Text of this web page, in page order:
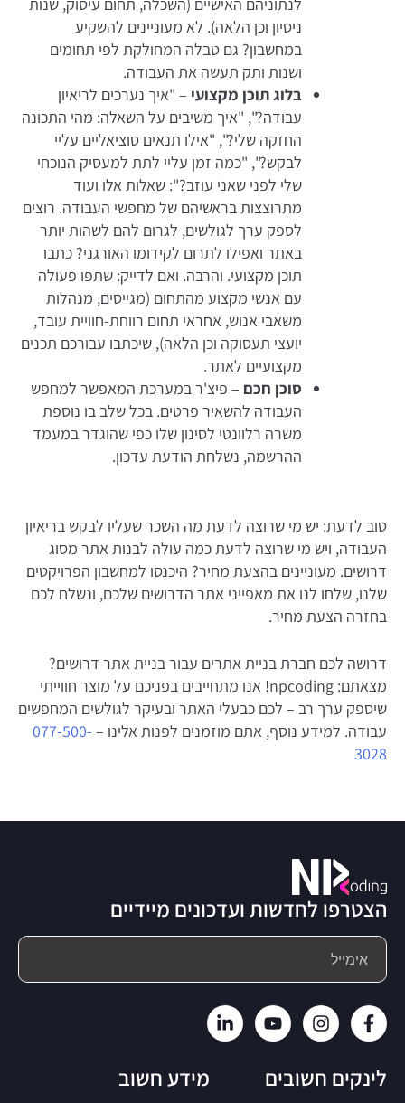
לנתוניהם האישיים (השכלה, תחום עיסוק, שנות
ניסיון וכן הלאה). לא מעוניינים להשקיע
במחשבון? גם טבלה המחולקת לפי תחומים
ושנות ותק תעשה את העבודה.
בלוג תוכן מקצועי – "איך נערכים לריאיון
עבודה?", "איך משיבים על השאלה: מהי התכונה
החזקה שלי?", "אילו תנאים סוציאליים עליי
לבקש?", "כמה זמן עליי לתת למעסיק הנוכחי
שלי לפני שאני עוזב?": שאלות אלו ועוד
מתרוצצות בראשיהם של מחפשי העבודה. רוצים
לספק ערך לגולשים, לגרום להם לשהות יותר
באתר ואפילו לתרום לקידומו האורגני? כתבו
תוכן מקצועי. והרבה. ואם לדייק: שתפו פעולה
עם אנשי מקצוע מהתחום (מגייסים, מנהלות
משאבי אנוש, אחראי תחום רווחת-חוויית עובד,
יועצי תעסוקה וכן הלאה), שיכתבו עבורכם תכנים
מקצועיים לאתר.
סוכן חכם – פיצ'ר במערכת המאפשר למחפש
העבודה להשאיר פרטים. בכל שלב בו נוספת
משרה רלוונטי לסינון שלו כפי שהוגדר במעמד
ההרשמה, נשלחת הודעת עדכון.
טוב לדעת: יש מי שרוצה לדעת מה השכר שעליו לבקש בריאיון
העבודה, ויש מי שרוצה לדעת כמה עולה לבנות אתר מסוג
דרושים. מעוניינים בהצעת מחיר? היכנסו למחשבון הפרויקטים
שלנו, שלחו לנו את מאפייני אתר הדרושים שלכם, ונשלח לכם
בחזרה הצעת מחיר.
דרושה לכם חברת בניית אתרים עבור בניית אתר דרושים?
מצאתם: npcoding! אנו מתחייבים בפניכם על מוצר חווייתי
שיספק ערך רב – לכם כבעלי האתר ובעיקר לגולשים המחפשים
עבודה. למידע נוסף, אתם מוזמנים לפנות אלינו – 077-500-
3028
הצטרפו לחדשות ועדכונים מיידיים
מידע חשוב לינקים חשובים